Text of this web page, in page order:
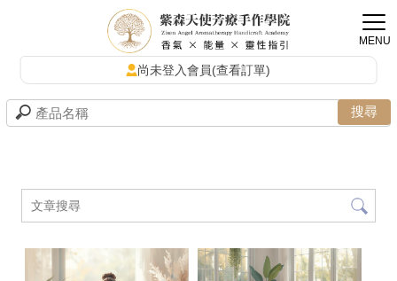
尚未登入會員(查看訂單)